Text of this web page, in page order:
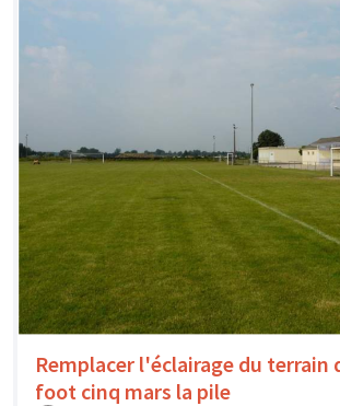
Remplacer l'éclairage du terrain
foot cinq mars la pile